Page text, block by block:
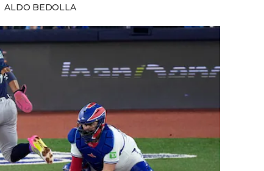
ALDO BEDOLLA